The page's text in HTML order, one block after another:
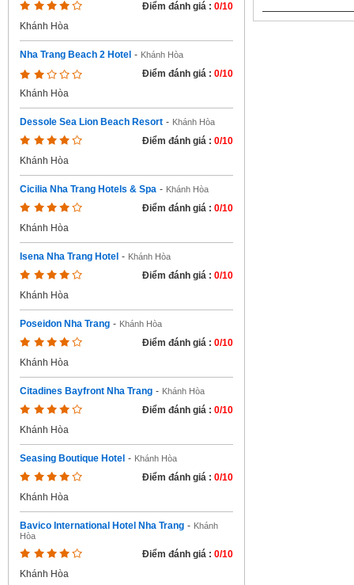
Điểm đánh giá : 0/10
Khánh Hòa
Nha Trang Beach 2 Hotel - Khánh Hòa
Điểm đánh giá : 0/10
Khánh Hòa
Dessole Sea Lion Beach Resort - Khánh Hòa
Điểm đánh giá : 0/10
Khánh Hòa
Cicilia Nha Trang Hotels & Spa - Khánh Hòa
Điểm đánh giá : 0/10
Khánh Hòa
Isena Nha Trang Hotel - Khánh Hòa
Điểm đánh giá : 0/10
Khánh Hòa
Poseidon Nha Trang - Khánh Hòa
Điểm đánh giá : 0/10
Khánh Hòa
Citadines Bayfront Nha Trang - Khánh Hòa
Điểm đánh giá : 0/10
Khánh Hòa
Seasing Boutique Hotel - Khánh Hòa
Điểm đánh giá : 0/10
Khánh Hòa
Bavico International Hotel Nha Trang - Khánh
Hòa
Điểm đánh giá : 0/10
Khánh Hòa